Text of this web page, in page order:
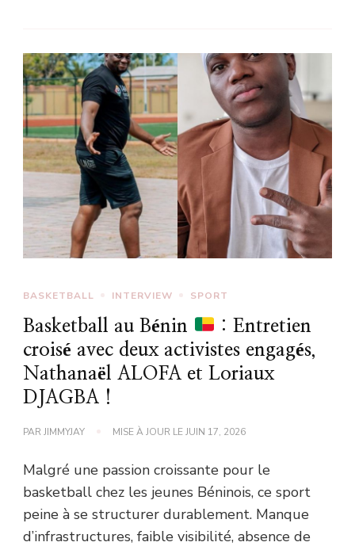
BASKETBALL INTERVIEW SPORT
Basketball au Bénin
: Entretien
croisé avec deux activistes engagés,
Nathanaël ALOFA et Loriaux
DJAGBA !
PARJIMMYJAY MISE À JOUR LEJUIN 17, 2026
Malgré une passion croissante pour le
basketball chez les jeunes Béninois, ce sport
peine à se structurer durablement. Manque
d’infrastructures, faible visibilité, absence de